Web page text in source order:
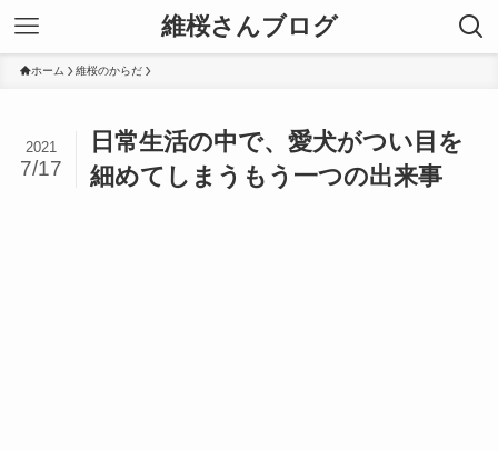
維桜さんブログ
ホーム 維桜のからだ
日常生活の中で、愛犬がつい目を
細めてしまうもう一つの出来事
2021
7/17